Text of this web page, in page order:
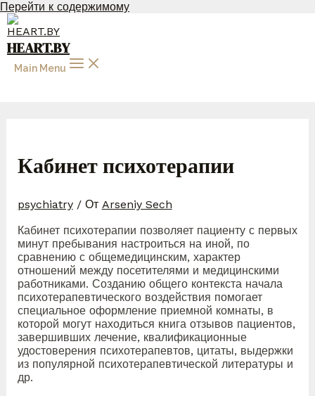
Перейти к содержимому
HEART.BY
Main Menu
Кабинет психотерапии
psychiatry/ От Arseniy Sech
Кабинет психотерапии позволяет пациенту с первых
минут пребывания настроиться на иной, по
сравнению с общемедицинским, характер
отношений между посетителями и медицинскими
работниками. Созданию общего контекста начала
психотерапевтического воздействия помогает
специальное оформление приемной комнаты, в
которой могут находиться книга отзывов пациентов,
завершивших лечение, квалификационные
удостоверения психотерапевтов, цитаты, выдержки
из популярной психотерапевтической литературы и
др.